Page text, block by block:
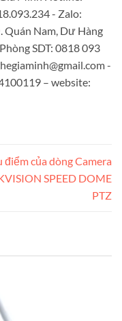
- Zalo:
Nam, Dư Hàng
SDT: 0818 093
-
– website:
điểm của dòng Camera
SPEED DOME
PTZ